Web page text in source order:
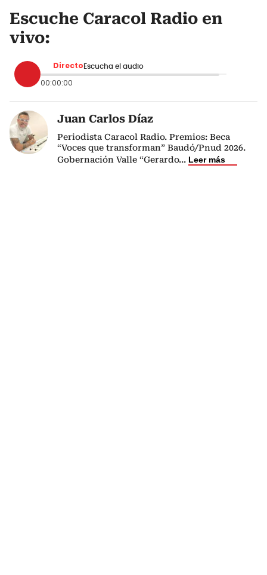
Escuche Caracol Radio en
vivo:
Directo Escucha el audio
00:00:00
Juan Carlos Díaz
Periodista Caracol Radio. Premios: Beca
“Voces que transforman” Baudó/Pnud 2026.
Gobernación Valle “Gerardo... Leer más